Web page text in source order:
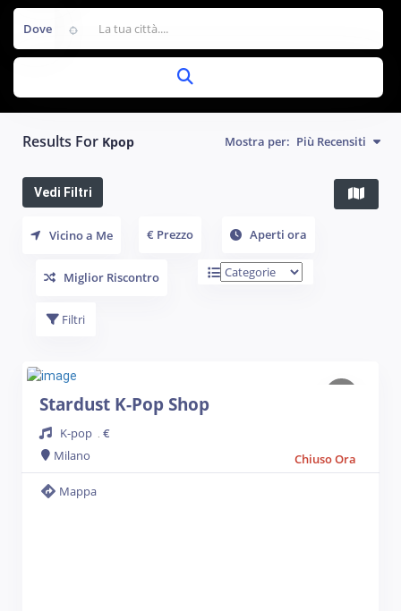
Dove
Results For Kpop Mostra per: Più Recensiti
Vedi Filtri
Vicino a Me € Prezzo Aperti ora
Miglior Riscontro
Filtri
Stardust K-Pop Shop
K-pop . €
Milano
Chiuso Ora
Mappa